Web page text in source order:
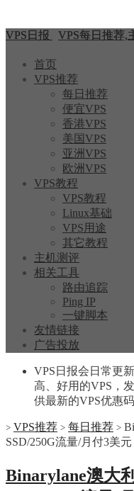
VPS日报 VPS每日推荐,
首页
VPS推荐
每日推荐
便宜VPS
香港VPS
美国VPS
亚洲VPS
欧洲VPS
VPS教程
VPS教程
Linux基础
VPS用途
其它教程
主机测评
相关工具
路由追踪
Ping IP
一键脚本
友情链接
广告投放
VPS日报会日常更
高、好用的VPS，
供最新的VPS优惠码
> VPS推荐 > 每日推荐 >
SSD/250G流量/月付3美元
Binarylane澳大